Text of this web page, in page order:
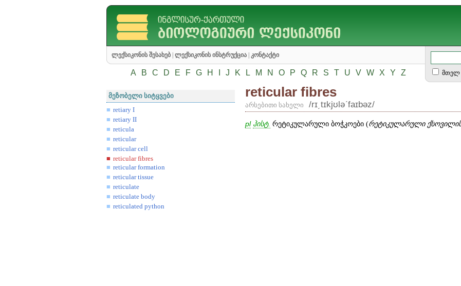
ლექსიკონის შესახებ ლექსიკონის ინსტრუქცია კონტაქტი
A B C D E F G H J K L M N O P Q R S T U V W X Y Z მთელ
მეზობელი სიტყვები
retiary I
retiary II
reticula
reticular
reticular cell
reticular fibres
reticular formation
reticular tissue
reticulate
reticulate body
reticulated python
reticular fibres
არსებითი სახელი /rɪ͵tɪkjʊləʹfaɪbəz/
pl ჰისტ. რეტიკულარული ბოჭკოები (რეტიკულარული